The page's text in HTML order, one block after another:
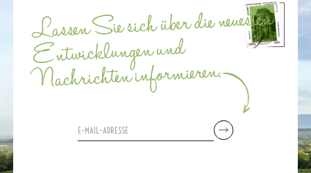
Lassen Sie sich über die neuesten
Entwicklungen und
Nachrichten informieren.